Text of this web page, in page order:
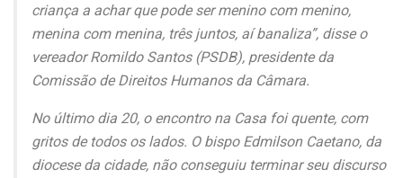
criança a achar que pode ser menino com menino,
menina com menina, três juntos, aí banaliza”, disse o
vereador Romildo Santos (PSDB), presidente da
Comissão de Direitos Humanos da Câmara.
No último dia 20, o encontro na Casa foi quente, com
gritos de todos os lados. O bispo Edmilson Caetano, da
diocese da cidade, não conseguiu terminar seu discurso